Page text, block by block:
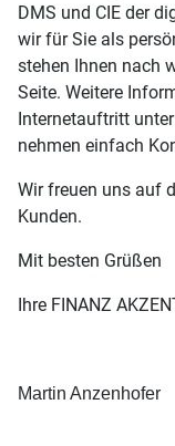
DMS und CIE der
wir für Sie als
stehen Ihnen nach
Seite. Weitere
Internetauftritt unter
nehmen einfach
Wir freuen uns auf
Kunden.
Mit besten Grüßen
Ihre FINANZ
Martin